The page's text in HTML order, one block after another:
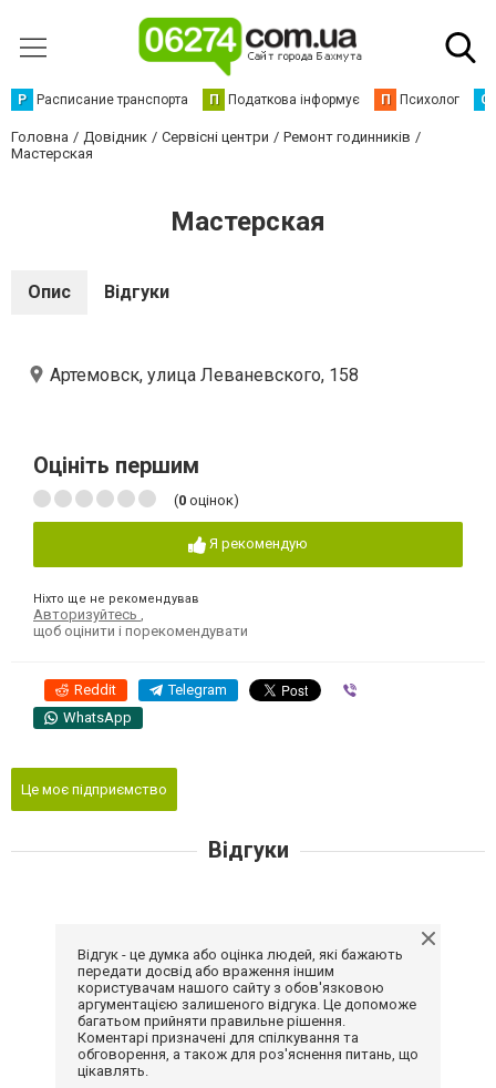
Р Расписание транспорта П Податкова інформує П Психолог С
Головна Довідник Сервісні центри
Ремонт годинників
Мастерская
Мастерская
Опис Відгуки
Артемовск, улица Леваневского, 158
Оцініть першим
(0 оцінок)
Я рекомендую
Ніхто ще не рекомендував
Авторизуйтесь
щоб оцінити і порекомендувати
Reddit Telegram
WhatsApp
Це моє підприємство
Відгуки
Відгук - це думка або оцінка людей, які бажають
передати досвід або враження іншим
користувачам нашого сайту з обов'язковою
аргументацією залишеного відгука. Це допоможе
багатьом прийняти правильне рішення.
Коментарі призначені для спілкування та
обговорення, а також для роз'яснення питань, що
цікавлять.